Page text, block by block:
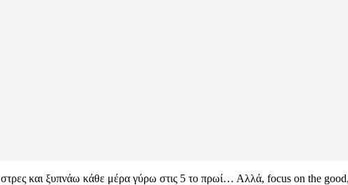
και ξυπνάω κάθε μέρα γύρω στις 5 το πρωί… Αλλά, focus on the